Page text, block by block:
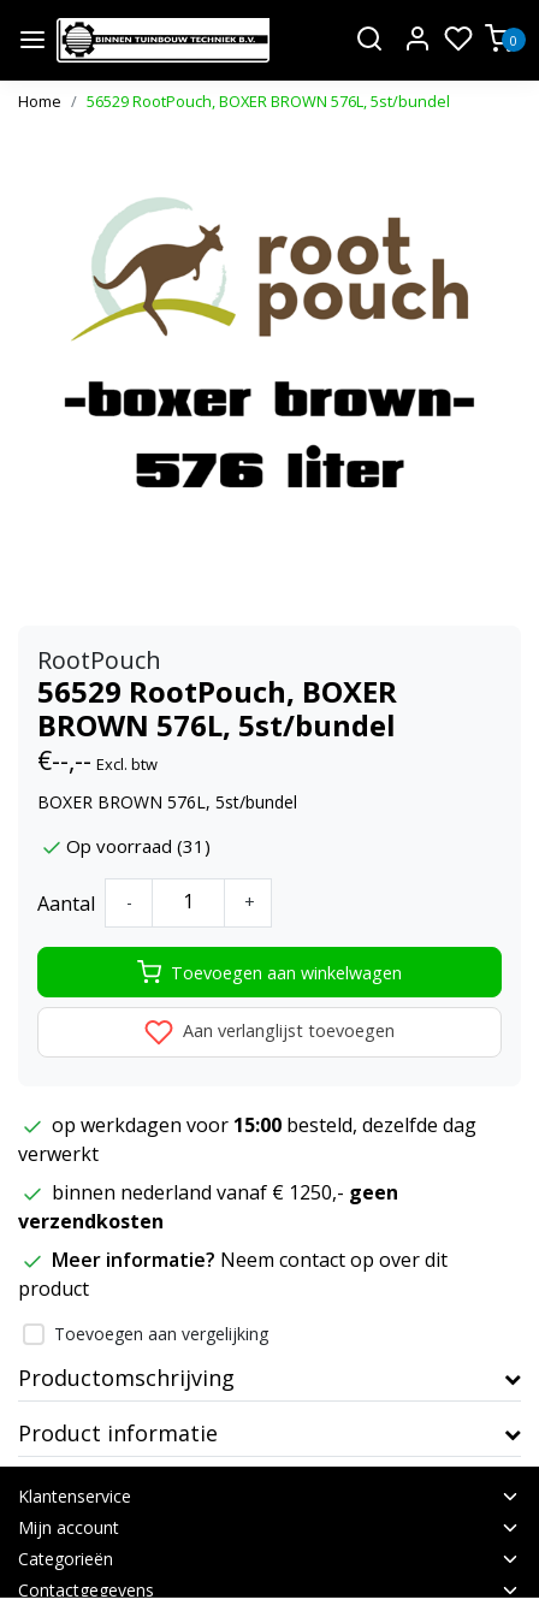
0
Home 56529 RootPouch, BOXER BROWN 576L, 5st/bundel
RootPouch
56529 RootPouch, BOXER
BROWN 576L, 5st/bundel
€--,-- Excl. btw
BOXER BROWN 576L, 5st/bundel
Op voorraad (31)
Aantal - +
Toevoegen aan winkelwagen
Aan verlanglijst toevoegen
op werkdagen voor 15:00 besteld, dezelfde dag
verwerkt
binnen nederland vanaf € 1250,- geen
verzendkosten
Meer informatie? Neem contact op over dit
product
Toevoegen aan vergelijking
Productomschrijving
Product informatie
Klantenservice
Mijn account
Categorieën
Contactgegevens